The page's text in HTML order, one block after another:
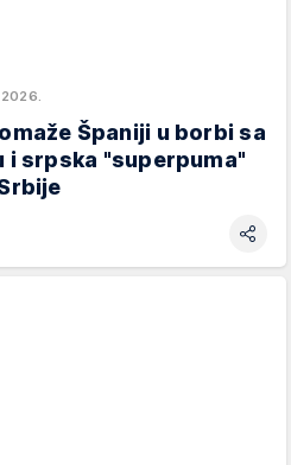
Španiji u borbi sa
i srpska "superpuma"